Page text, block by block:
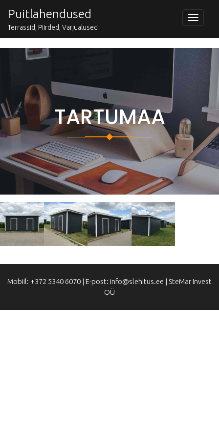
content
Toggle
Puitlahendused
Terrassid, Piirded, Varjualused
TARTUMAA
Mobiil: +372 5340 6070 | E-post: info@slehitus.ee | SteMar Invest
OÜ